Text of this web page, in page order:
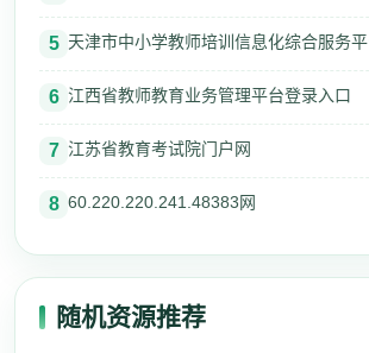
5 天津市中小学教师培训信息化综合服务
6 江西省教师教育业务管理平台登录入口
7 江苏省教育考试院门户网
8 60.220.220.241.48383网
随机资源推荐